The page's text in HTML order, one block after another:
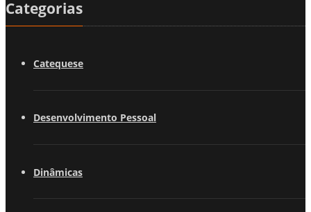
Categorias
Catequese
Desenvolvimento Pessoal
Dinâmicas